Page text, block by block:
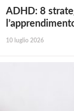
ADHD: 8
10 luglio 2026